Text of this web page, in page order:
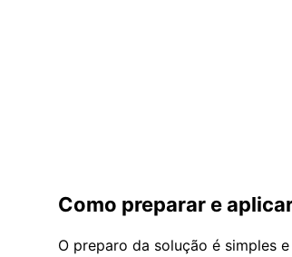
Como preparar e
O preparo da solução é simples